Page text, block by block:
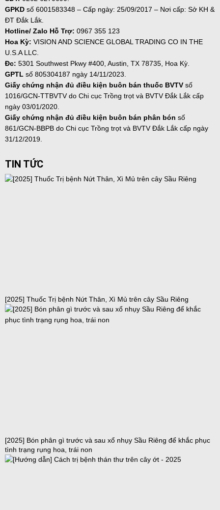
GPKD số 6001583348 – Cấp ngày: 25/09/2017 – Nơi cấp: Sở KH &
ĐT Đắk Lắk.
Hotline/ Zalo Hỗ Trợ: 0967 355 123
Hoa Kỳ: VISION AND SCIENCE GLOBAL TRADING CO IN THE
U.S.A LLC.
Đc: 5301 Southwest Pkwy #400, Austin, TX 78735, Hoa Kỳ.
GPTL số 805304187 ngày 14/11/2023.
Giấy chứng nhận đủ điều kiện buôn bán thuốc BVTV số
1016/GCN-TTBVTV do Chi cục Trồng trọt và BVTV Đắk Lắk cấp
ngày 03/01/2020.
Giấy chứng nhận đủ điều kiện buôn bán phân bón số
861/GCN-BBPB do Chi cục Trồng trọt và BVTV Đắk Lắk cấp ngày
31/12/2019.
TIN TỨC
[2025] Thuốc Trị bệnh Nứt Thân, Xì Mủ trên cây Sầu Riêng
[2025] Bón phân gì trước và sau xổ nhụy Sầu Riêng để khắc phục
tình trạng rụng hoa, trái non